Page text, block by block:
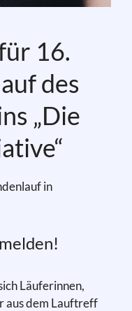
16.
des
„Die
in
Läuferinnen,
aus dem Lauftreff